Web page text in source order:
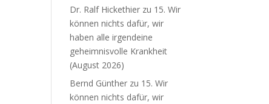
Dr. Ralf Hickethier zu 15. Wir
können nichts dafür, wir
haben alle irgendeine
geheimnisvolle Krankheit
(August 2026)
Bernd Günther zu 15. Wir
können nichts dafür, wir